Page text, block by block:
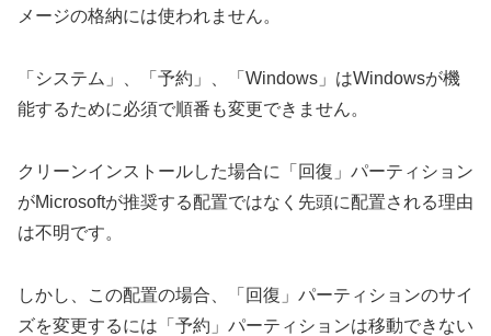
メージの格納には使われません。
「システム」、「予約」、「Windows」はWindowsが機
能するために必須で順番も変更できません。
クリーンインストールした場合に「回復」パーティション
がMicrosoftが推奨する配置ではなく先頭に配置される理由
は不明です。
しかし、この配置の場合、「回復」パーティションのサイ
ズを変更するには「予約」パーティションは移動できない